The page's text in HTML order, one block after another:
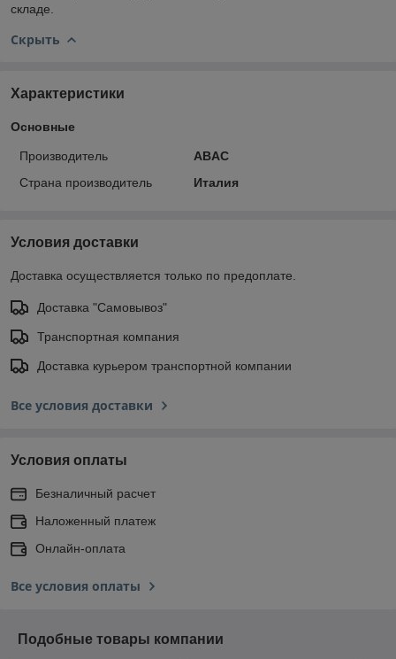
складе.
Скрыть
Характеристики
Основные
Производитель
ABAC
Страна производитель
Италия
Условия доставки
Доставка осуществляется только по предоплате.
Доставка "Самовывоз"
Транспортная компания
Доставка курьером транспортной компании
Все условия доставки
Условия оплаты
Безналичный расчет
Наложенный платеж
Онлайн-оплата
Все условия оплаты
Подобные товары компании